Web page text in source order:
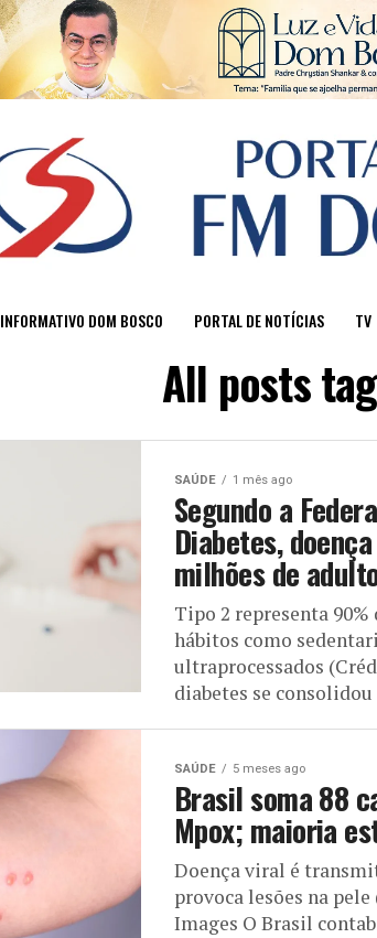
INFORMATIVO DOM BOSCO PORTAL DE NOTÍCIAS TV
All posts
SAÚDE 1 mês ago
Segundo a
Diabetes,
milhões de
Tipo 2 representa 90%
hábitos como
ultraprocessados
diabetes se consolidou
SAÚDE 5 meses ago
Brasil soma 88
Mpox; maioria
Doença viral é
provoca lesões na
Images O Brasil